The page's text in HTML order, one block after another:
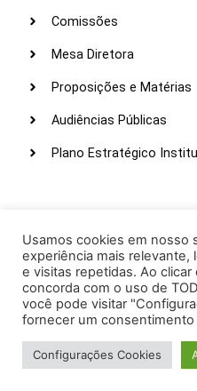
Comissões
Mesa Diretora
Proposições e Matérias
Audiências Públicas
Plano Estratégico
Webmail
Intranet
Administração
Usamos cookies em nosso
experiência mais relevante,
e visitas repetidas. Ao clicar
concorda com o uso de
você pode visitar
fornecer um consentimento
Configurações Cookies